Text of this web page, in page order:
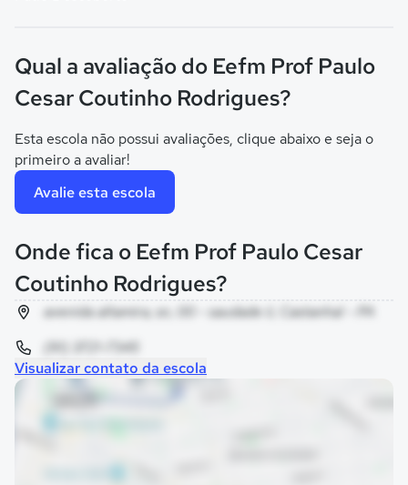
Qual a avaliação do Eefm Prof Paulo
Cesar Coutinho Rodrigues?
Esta escola não possui avaliações, clique abaixo e seja o
primeiro a avaliar!
Avalie esta escola
Onde fica o Eefm Prof Paulo Cesar
Coutinho Rodrigues?
avenida altamira, sn, 00 - saudade ii, Castanhal - PA
(91) 3721-7345
Visualizar contato da escola